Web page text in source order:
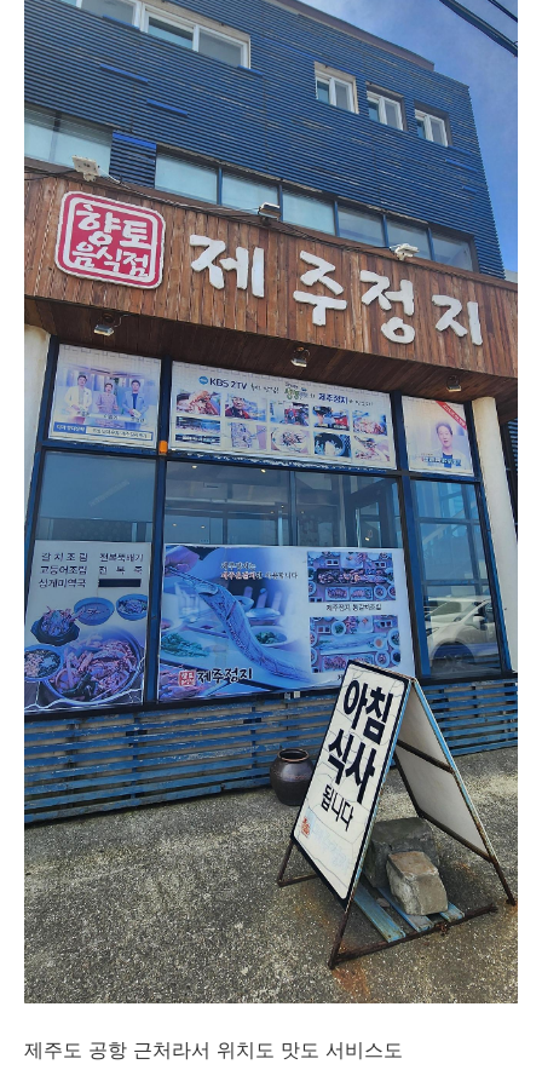
제주도 공항 근처라서 위치도 맛도 서비스도